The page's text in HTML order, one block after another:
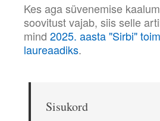
Kes aga süvenemise
soovitust vajab, siis selle
mind 2025. aasta "Sirbi"
laureaadiks.